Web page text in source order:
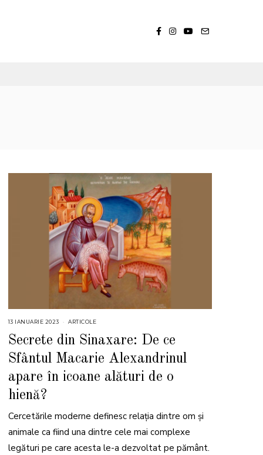
13 IANUARIE 2023
I
A
U
A
3
ARTICOLE
Secrete din Sinaxare: De ce
Sfântul Macarie Alexandrinul
apare în icoane alături de o
hienă?
Cercetările moderne definesc relația dintre om și
animale ca fiind una dintre cele mai complexe
legături pe care acesta le-a dezvoltat pe pământ.